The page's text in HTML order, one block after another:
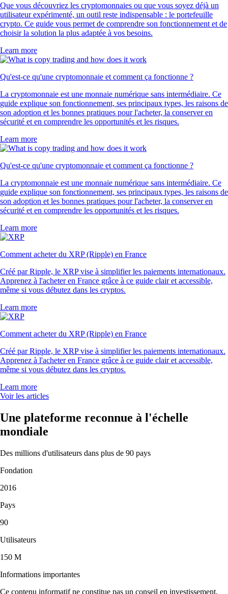
Que vous découvriez les cryptomonnaies ou que vous soyez déjà un
utilisateur expérimenté, un outil reste indispensable : le portefeuille
crypto. Ce guide vous permet de comprendre son fonctionnement et de
choisir la solution la plus adaptée à vos besoins.
Learn more
Qu'est-ce qu'une cryptomonnaie et comment ça fonctionne ?
La cryptomonnaie est une monnaie numérique sans intermédiaire. Ce
guide explique son fonctionnement, ses principaux types, les raisons de
son adoption et les bonnes pratiques pour l'acheter, la conserver en
sécurité et en comprendre les opportunités et les risques.
Learn more
Qu'est-ce qu'une cryptomonnaie et comment ça fonctionne ?
La cryptomonnaie est une monnaie numérique sans intermédiaire. Ce
guide explique son fonctionnement, ses principaux types, les raisons de
son adoption et les bonnes pratiques pour l'acheter, la conserver en
sécurité et en comprendre les opportunités et les risques.
Learn more
Comment acheter du XRP (Ripple) en France
Créé par Ripple, le XRP vise à simplifier les paiements internationaux.
Apprenez à l'acheter en France grâce à ce guide clair et accessible,
même si vous débutez dans les cryptos.
Learn more
Comment acheter du XRP (Ripple) en France
Créé par Ripple, le XRP vise à simplifier les paiements internationaux.
Apprenez à l'acheter en France grâce à ce guide clair et accessible,
même si vous débutez dans les cryptos.
Learn more
Voir les articles
Une plateforme reconnue à l'échelle
mondiale
Des millions d'utilisateurs dans plus de 90 pays
Fondation
2016
Pays
90
Utilisateurs
150 M
Informations importantes
Ce contenu informatif ne constitue pas un conseil en investissement.